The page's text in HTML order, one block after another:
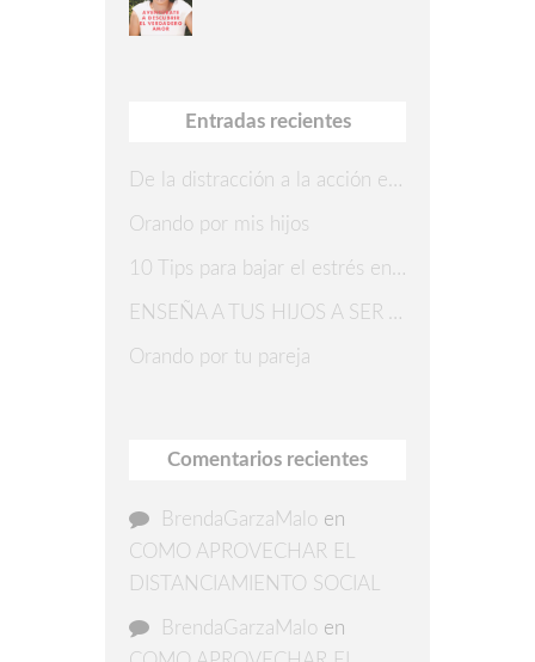
Entradas recientes
De la distracción a la acción en 7 pasos
Orando por mis hijos
10 Tips para bajar el estrés en Navidad
ENSEÑA A TUS HIJOS A SER AGRADECIDOS
Orando por tu pareja
Comentarios recientes
BrendaGarzaMalo en
COMO APROVECHAR EL
DISTANCIAMIENTO SOCIAL
BrendaGarzaMalo en